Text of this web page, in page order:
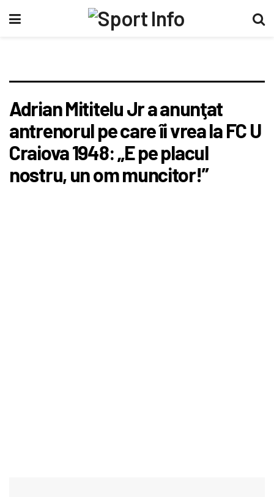
Adrian Mititelu Jr a anunţat
antrenorul pe care îi vrea la FC U
Craiova 1948: „E pe placul
nostru, un om muncitor!”